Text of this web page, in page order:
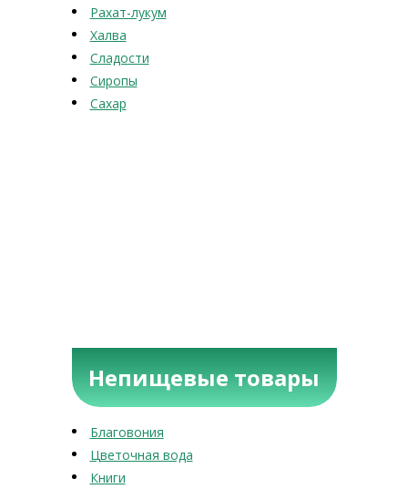
Рахат-лукум
Халва
Сладости
Сиропы
Сахар
Непищевые товары
Благовония
Цветочная вода
Книги